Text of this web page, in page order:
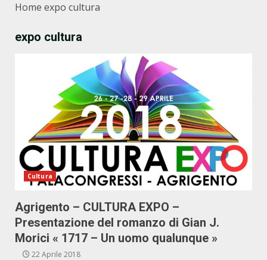
Home expo cultura
expo cultura
Cultura
Agrigento – CULTURA EXPO –
Presentazione del romanzo di Gian J.
Morici « 1717 – Un uomo qualunque »
22 Aprile 2018